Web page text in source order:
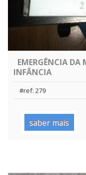
EMERGÊNCIA
INFÂNCIA
#ref: 279
saber mais